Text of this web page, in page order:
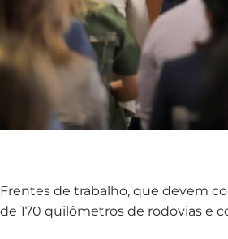
Frentes de trabalho, que devem
de 170 quilômetros de rodovias e